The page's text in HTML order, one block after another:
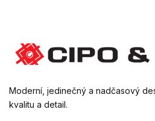
Moderní, jedinečný a nadčasový
kvalitu a detail.